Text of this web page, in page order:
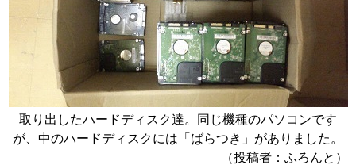
取り出したハードディスク達。同じ機種のパソコンです
が、中のハードディスクには「ばらつき」がありました。
（投稿者：ふろんと）